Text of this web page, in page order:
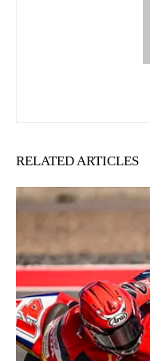
RELATED ARTICLES